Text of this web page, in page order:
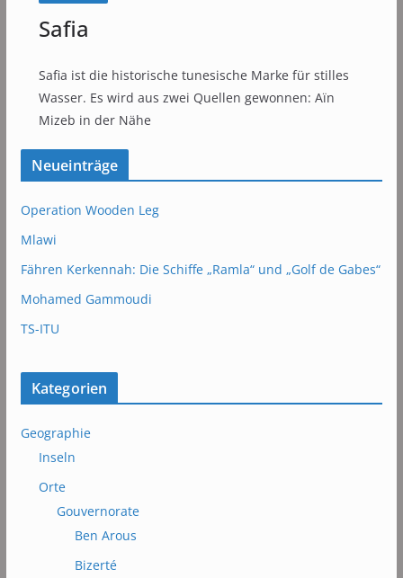
Safia
Safia ist die historische tunesische Marke für stilles
Wasser. Es wird aus zwei Quellen gewonnen: Aïn
Mizeb in der Nähe
Neueinträge
Operation Wooden Leg
Mlawi
Fähren Kerkennah: Die Schiffe „Ramla“ und „Golf de Gabes“
Mohamed Gammoudi
TS-ITU
Kategorien
Geographie
Inseln
Orte
Gouvernorate
Ben Arous
Bizerté